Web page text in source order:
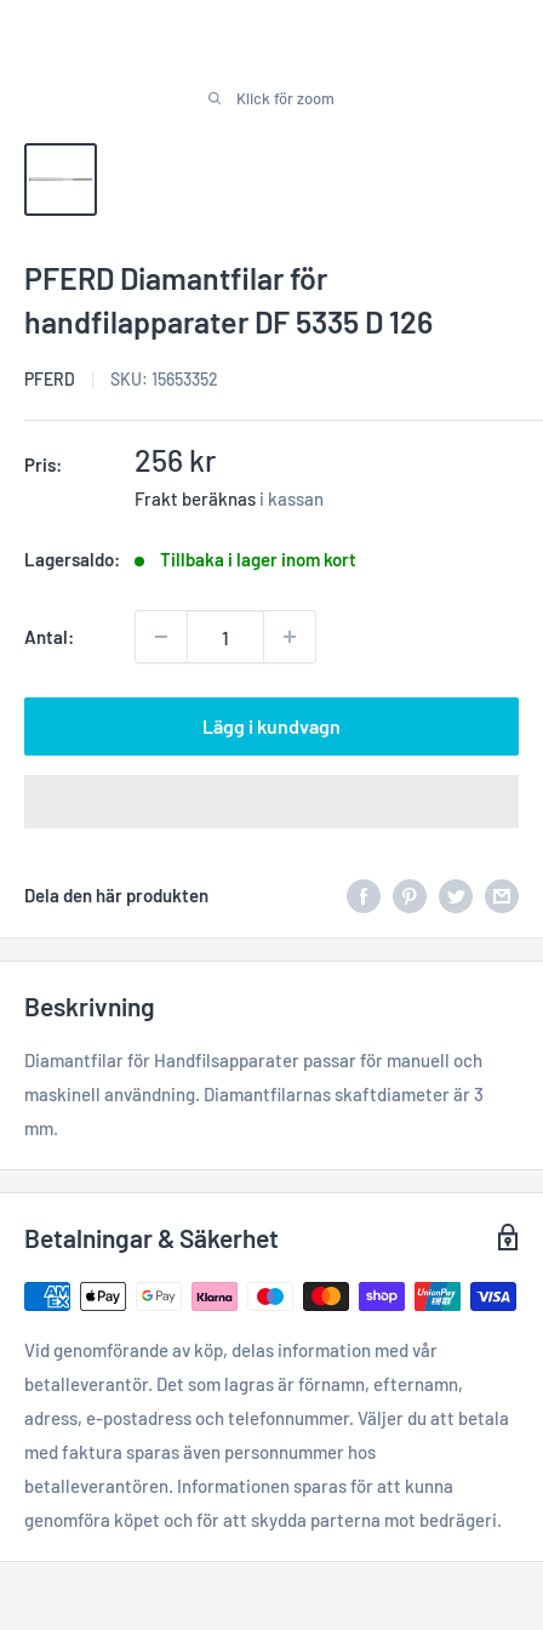
Klick för zoom
PFERD Diamantfilar för
handfilapparater DF 5335 D 126
PFERD SKU: 15653352
Pris: Reapris
256 kr
Frakt beräknas i kassan
Lagersaldo: Tillbaka i lager inom kort
Antal:
Lägg i kundvagn
Dela den här produkten
Beskrivning
Diamantfilar för Handfilsapparater passar för manuell och
maskinell användning. Diamantfilarnas skaftdiameter är 3
mm.
Betalningar & Säkerhet
Vid genomförande av köp, delas information med vår
betalleverantör. Det som lagras är förnamn, efternamn,
adress, e-postadress och telefonnummer. Väljer du att betala
med faktura sparas även personnummer hos
betalleverantören. Informationen sparas för att kunna
genomföra köpet och för att skydda parterna mot bedrägeri.